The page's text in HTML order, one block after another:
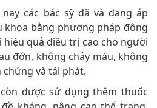
các bác sỹ đã và đang áp
khoa bằng phương pháp đông
hiệu quả điều trị cao cho người
đớn, không chảy máu, không
chứng và tái phát.
được sử dụng thêm thuốc